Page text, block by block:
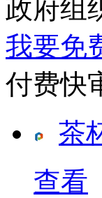
政府组
我要免
付费快
茶
查看